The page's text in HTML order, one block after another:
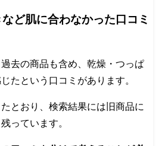
ど肌に合わなかった口コミ
去の商品も含め、乾燥・つっぱ
たという口コミがあります。
とおり、検索結果には旧商品に
っています。